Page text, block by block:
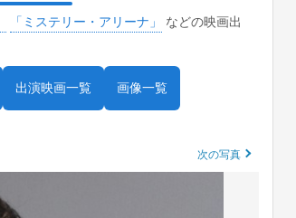
「ミステリー・アリーナ」
などの映画出
出演映画一覧 画像一覧
次の写真